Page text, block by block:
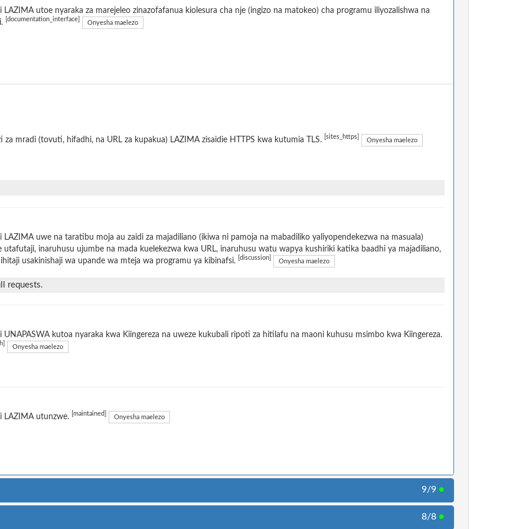
LAZIMA utoe nyaraka za marejeleo zinazofafanua kiolesura cha nje (ingizo na matokeo) cha programu iliyozalishwa na
[documentation_interface] Onyesha maelezo
za mradi (tovuti, hifadhi, na URL za kupakua) LAZIMA zisaidie HTTPS kwa kutumia TLS. [sites_https] Onyesha maelezo
LAZIMA uwe na taratibu moja au zaidi za majadiliano (ikiwa ni pamoja na mabadiliko yaliyopendekezwa na masuala)
utafutaji, inaruhusu ujumbe na mada kuelekezwa kwa URL, inaruhusu watu wapya kushiriki katika baadhi ya majadiliano,
usakinishaji wa upande wa mteja wa programu ya kibinafsi.
[discussion] Onyesha maelezo
requests.
UNAPASWA kutoa nyaraka kwa Kiingereza na uweze kukubali ripoti za hitilafu na maoni kuhusu msimbo kwa Kiingereza.
Onyesha maelezo
LAZIMA utunzwe. [maintained] Onyesha maelezo
9/9 ●
8/8 ●